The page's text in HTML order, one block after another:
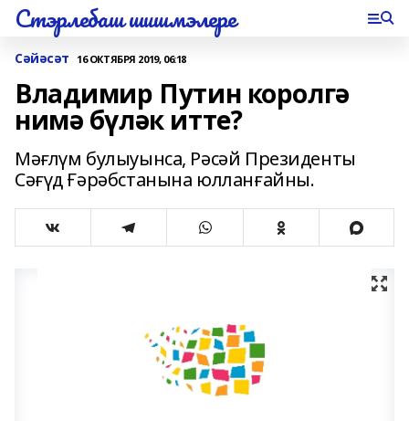
Стэрлебаш шишмэлере
Сәйәсәт 16 ОКТЯБРЯ 2019, 06:18
Владимир Путин королгә
нимә бүләк итте?
Мәғлүм булыуынса, Рәсәй Президенты
Сәғүд Ғәрәбстанына юлланғайны.